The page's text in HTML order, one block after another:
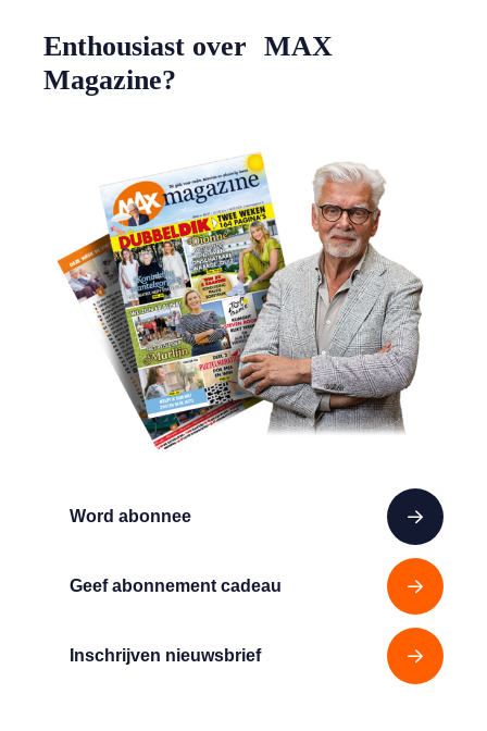
Word abonnee
Geef abonnement cadeau
Inschrijven nieuwsbrief
Enthousiast over MAX
Magazine?